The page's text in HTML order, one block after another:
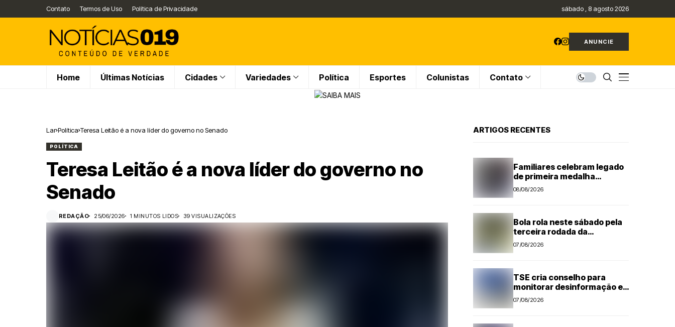
Contato Termos de Uso Política de Privacidade sábado , 8 agosto 2026
ANUNCIE
Home Últimas Notícias Cidades Variedades Política Esportes Colunistas Contato
Lar Política Teresa Leitão é a nova líder do governo no Senado
POLÍTICA
Teresa Leitão é a nova líder do governo no
Senado
REDAÇÃO 25/06/2026 1 MINUTOS LIDOS 39 VISUALIZAÇÕES
ARTIGOS RECENTES
Familiares celebram legado
de primeira medalha
paralímpica do Brasil
08/08/2026
Bola rola neste sábado pela
terceira rodada da
Segundona do Campeonato
07/08/2026
TSE cria conselho para
monitorar desinformação e
IA nas eleições
07/08/2026